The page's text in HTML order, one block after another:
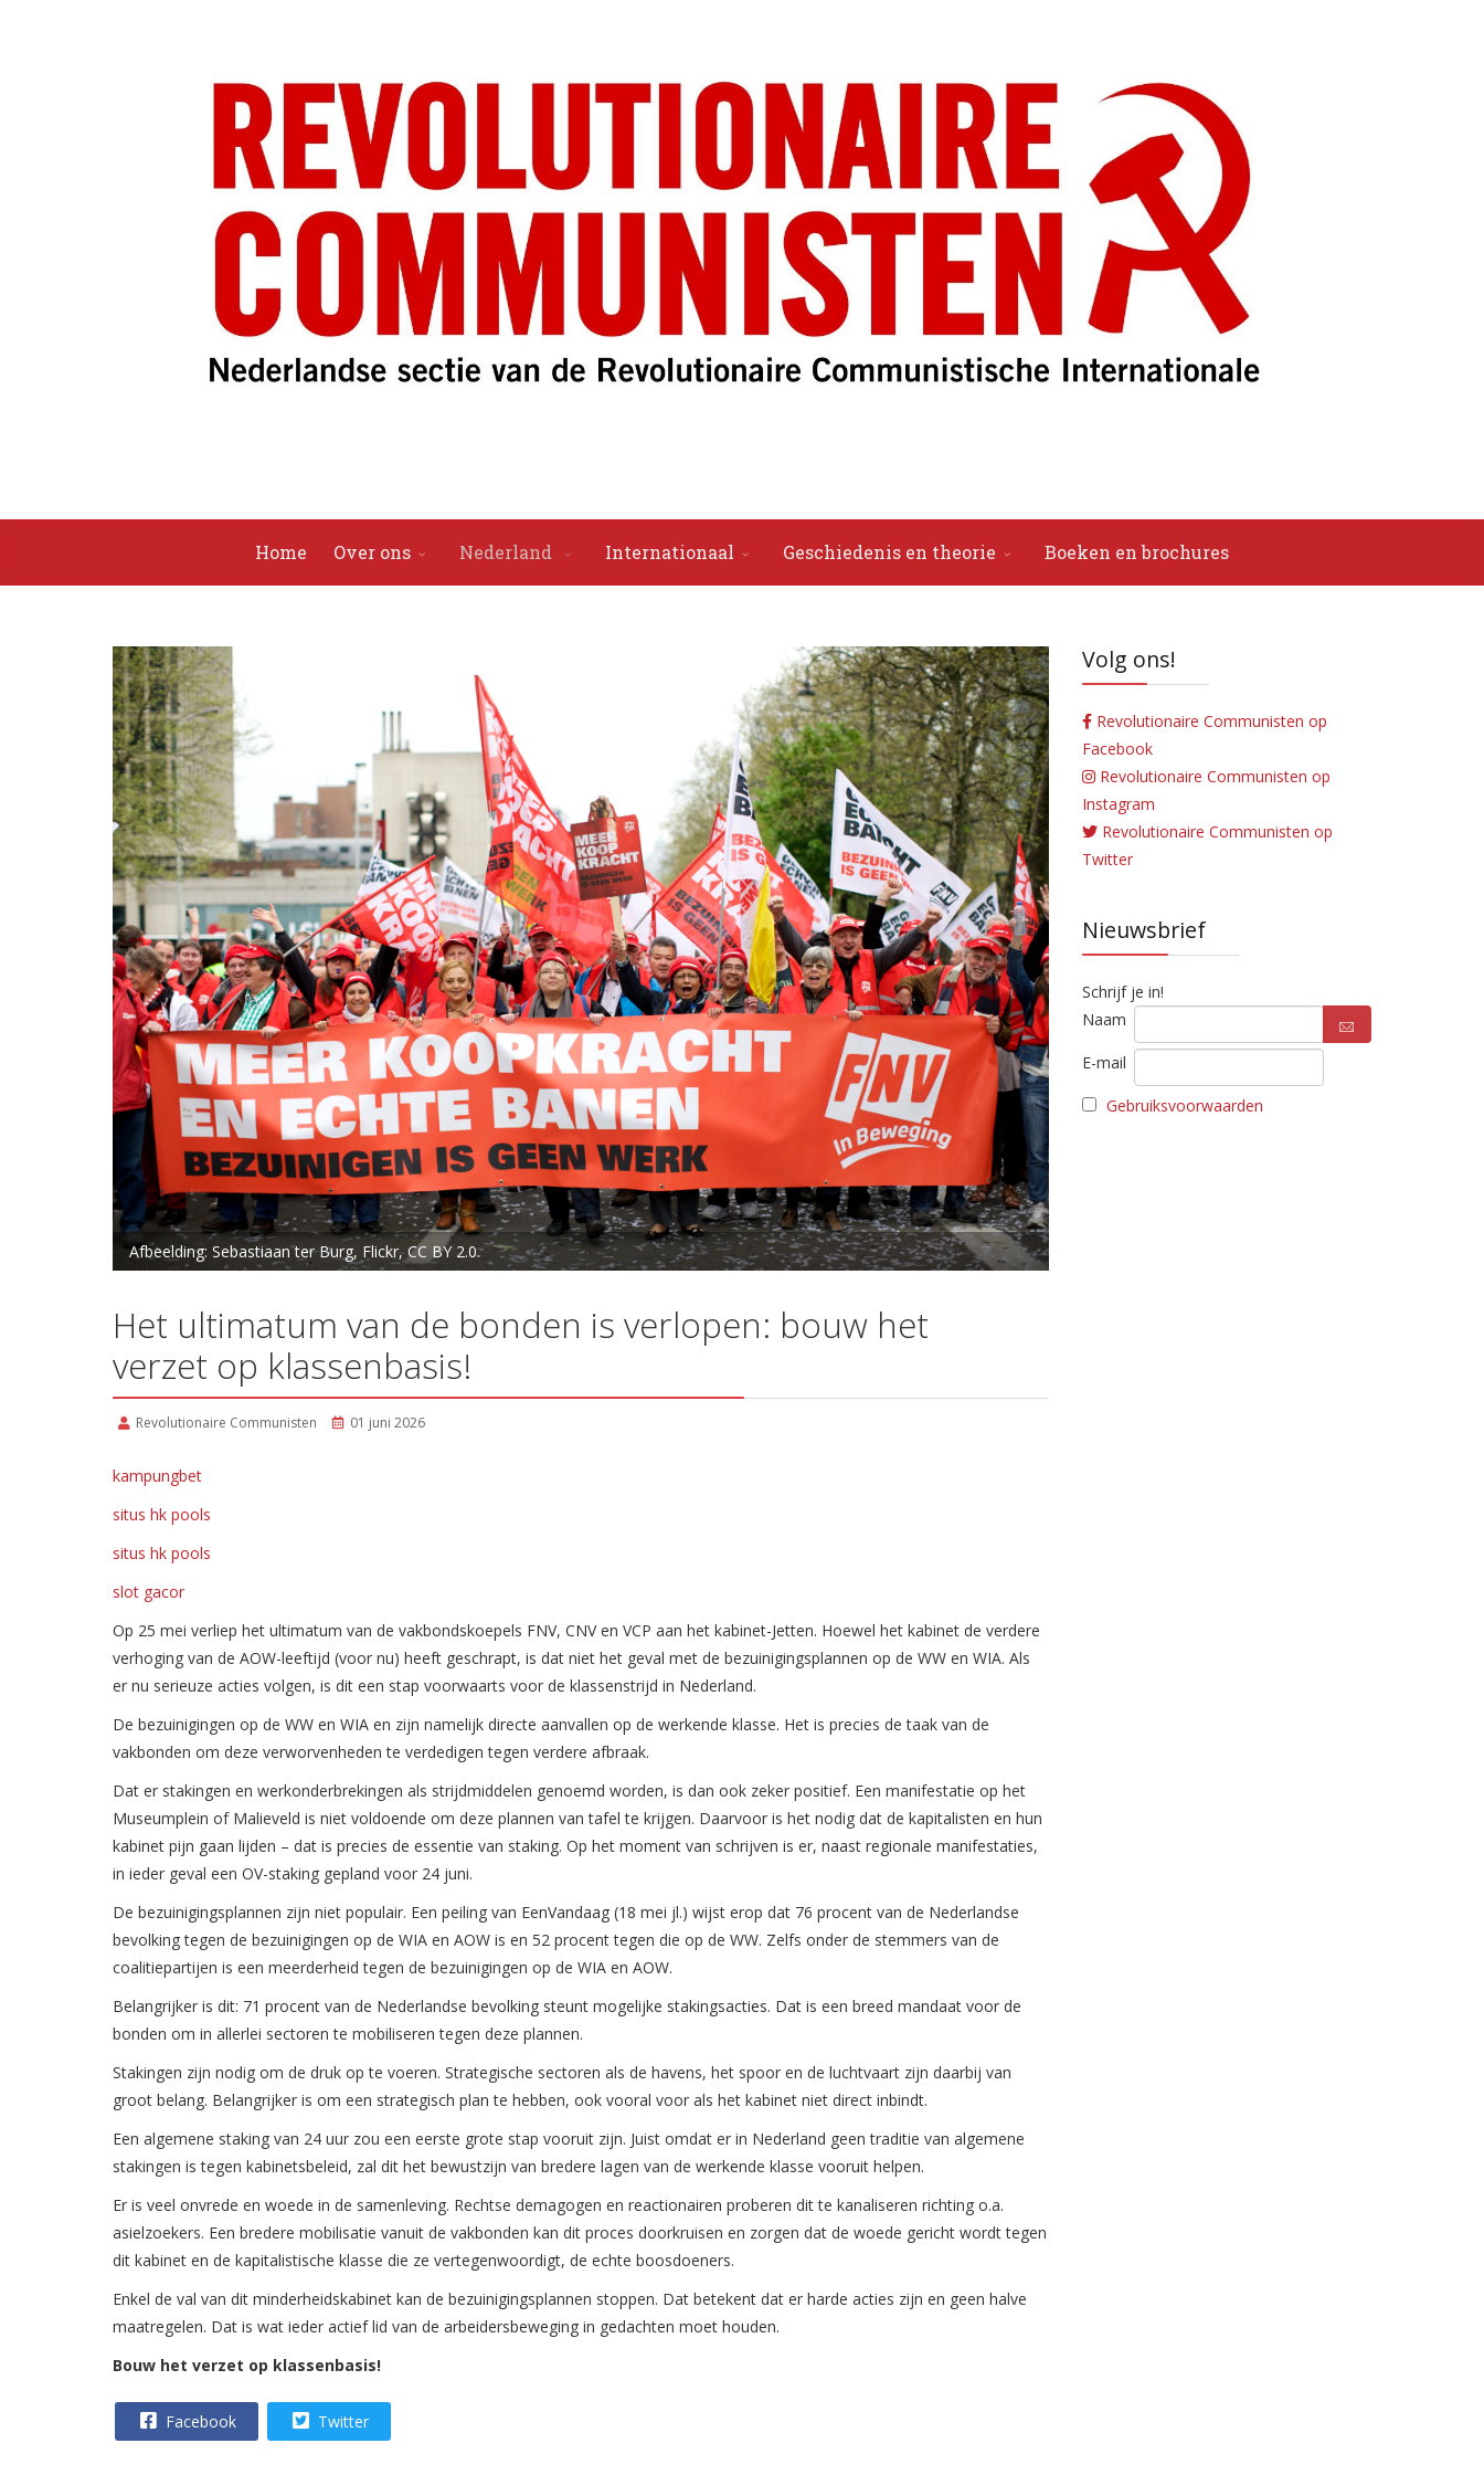
Home Over ons Nederland Internationaal Geschiedenis en theorie Boeken en brochures
Afbeelding: Sebastiaan ter Burg, Flickr, CC BY 2.0.
Het ultimatum van de bonden is verlopen: bouw het
verzet op klassenbasis!
Revolutionaire Communisten 01 juni 2026
kampungbet
situs hk pools
situs hk pools
slot gacor
Op 25 mei verliep het ultimatum van de vakbondskoepels FNV, CNV en VCP aan het kabinet-Jetten. Hoewel het kabinet de verdere
verhoging van de AOW-leeftijd (voor nu) heeft geschrapt, is dat niet het geval met de bezuinigingsplannen op de WW en WIA. Als
er nu serieuze acties volgen, is dit een stap voorwaarts voor de klassenstrijd in Nederland.
De bezuinigingen op de WW en WIA en zijn namelijk directe aanvallen op de werkende klasse. Het is precies de taak van de
vakbonden om deze verworvenheden te verdedigen tegen verdere afbraak.
Dat er stakingen en werkonderbrekingen als strijdmiddelen genoemd worden, is dan ook zeker positief. Een manifestatie op het
Museumplein of Malieveld is niet voldoende om deze plannen van tafel te krijgen. Daarvoor is het nodig dat de kapitalisten en hun
kabinet pijn gaan lijden – dat is precies de essentie van staking. Op het moment van schrijven is er, naast regionale manifestaties,
in ieder geval een OV-staking gepland voor 24 juni.
De bezuinigingsplannen zijn niet populair. Een peiling van EenVandaag (18 mei jl.) wijst erop dat 76 procent van de Nederlandse
bevolking tegen de bezuinigingen op de WIA en AOW is en 52 procent tegen die op de WW. Zelfs onder de stemmers van de
coalitiepartijen is een meerderheid tegen de bezuinigingen op de WIA en AOW.
Belangrijker is dit: 71 procent van de Nederlandse bevolking steunt mogelijke stakingsacties. Dat is een breed mandaat voor de
bonden om in allerlei sectoren te mobiliseren tegen deze plannen.
Stakingen zijn nodig om de druk op te voeren. Strategische sectoren als de havens, het spoor en de luchtvaart zijn daarbij van
groot belang. Belangrijker is om een strategisch plan te hebben, ook vooral voor als het kabinet niet direct inbindt.
Een algemene staking van 24 uur zou een eerste grote stap vooruit zijn. Juist omdat er in Nederland geen traditie van algemene
stakingen is tegen kabinetsbeleid, zal dit het bewustzijn van bredere lagen van de werkende klasse vooruit helpen.
Er is veel onvrede en woede in de samenleving. Rechtse demagogen en reactionairen proberen dit te kanaliseren richting o.a.
asielzoekers. Een bredere mobilisatie vanuit de vakbonden kan dit proces doorkruisen en zorgen dat de woede gericht wordt tegen
dit kabinet en de kapitalistische klasse die ze vertegenwoordigt, de echte boosdoeners.
Enkel de val van dit minderheidskabinet kan de bezuinigingsplannen stoppen. Dat betekent dat er harde acties zijn en geen halve
maatregelen. Dat is wat ieder actief lid van de arbeidersbeweging in gedachten moet houden.
Bouw het verzet op klassenbasis!
Facebook Twitter
Volg ons!
Revolutionaire Communisten op
Facebook
Revolutionaire Communisten op
Instagram
Revolutionaire Communisten op
Twitter
Nieuwsbrief
Schrijf je in!
Naam
E-mail
Gebruiksvoorwaarden